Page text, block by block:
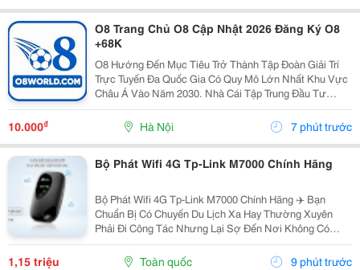
O8 Trang Chủ O8 Cập Nhật 2026 Đăng Ký O8
+68K
O8 Hướng Đến Mục Tiêu Trở Thành Tập Đoàn Giải Trí
Trực Tuyến Đa Quốc Gia Có Quy Mô Lớn Nhất Khu Vực
Châu Á Vào Năm 2030. Nhà Cái Tập Trung Đầu Tư
Mạnh Mẽ Vào Nền Tảng Công Nghệ Trí Tuệ Nhân Tạo
Nhằm Cá Nhân Hóa Trải Nghiệm, Đồng Thời Mở Rộng
Tầm Ảnh...
10.000₫ Hà Nội 7 phút trước
Bộ Phát Wifi 4G Tp-Link M7000 Chính Hãng
Bộ Phát Wifi 4G Tp-Link M7000 Chính Hãng ✈️ Bạn
Chuẩn Bị Có Chuyến Du Lịch Xa Hay Thường Xuyên
Phải Đi Công Tác Nhưng Lại Sợ Đến Nơi Không Có
Wifi, Sóng 3G/4G Trên Điện Thoại Chập Chờn Và Tốn
Pin? Đừng Lo! Đã Có "Vũ Khí Bí Mật" Tp-Link M7000
1,15 triệu Toàn quốc 9 phút trước